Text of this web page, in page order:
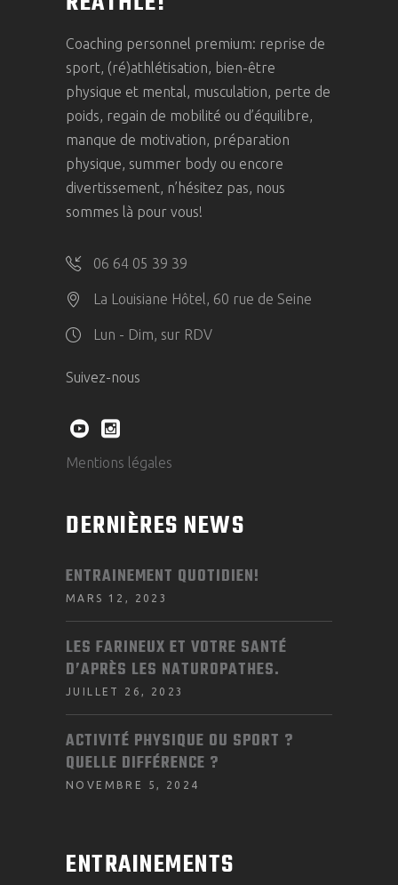
Coaching personnel premium: reprise de
sport, (ré)athlétisation, bien-être
physique et mental, musculation, perte de
poids, regain de mobilité ou d’équilibre,
manque de motivation, préparation
physique, summer body ou encore
divertissement, n’hésitez pas, nous
sommes là pour vous!
06 64 05 39 39
La Louisiane Hôtel, 60 rue de Seine
Lun - Dim, sur RDV
Suivez-nous
Mentions légales
DERNIÈRES NEWS
ENTRAINEMENT QUOTIDIEN!
MARS 12, 2023
LES FARINEUX ET VOTRE SANTÉ
D’APRÈS LES NATUROPATHES.
JUILLET 26, 2023
ACTIVITÉ PHYSIQUE OU SPORT ?
QUELLE DIFFÉRENCE ?
NOVEMBRE 5, 2024
ENTRAINEMENTS